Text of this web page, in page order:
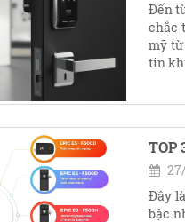
Đến
chắc
mỹ
tin
TOP
Đây
bậc